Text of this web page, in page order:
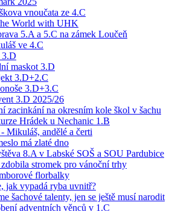
vnoučata ze 4.C
World with UHK
5.A a 5.C na zámek Loučeň
ve 4.C
maskot 3.D
3.D+2.C
3.D+3.C
3.D 2025/26
zacinkání na okresním kole škol v šachu
Hrádek u Nechanic 1.B
Mikuláš, andělé a čerti
má zlaté dno
8.A v Labské SOŠ a SOU Pardubice
stromek pro vánoční trhy
florbalky
jak vypadá ryba uvnitř?
šachové talenty, jen se ještě musí narodit
adventních věnců v 1.C